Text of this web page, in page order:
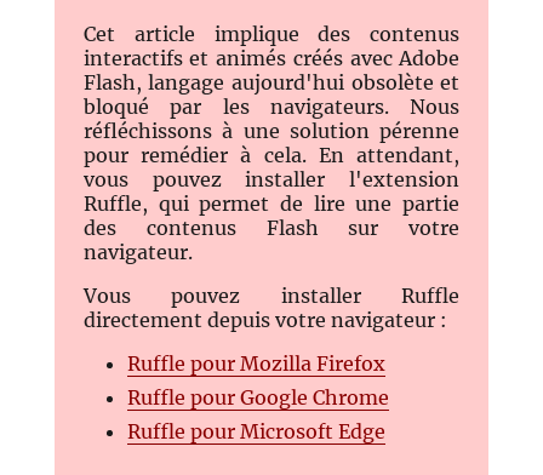
Cet article implique des contenus
interactifs et animés créés avec Adobe
Flash, langage aujourd'hui obsolète et
bloqué par les navigateurs. Nous
réfléchissons à une solution pérenne
pour remédier à cela. En attendant,
vous pouvez installer l'extension
Ruffle, qui permet de lire une partie
des contenus Flash sur votre
navigateur.
Vous pouvez installer Ruffle
directement depuis votre navigateur :
Ruffle pour Mozilla Firefox
Ruffle pour Google Chrome
Ruffle pour Microsoft Edge